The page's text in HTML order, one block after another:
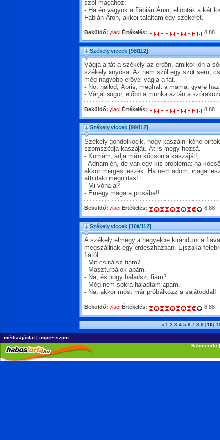
szól magához:
- Ha én vagyok a Fábián Áron, ellopták a két
Fábián Áron, akkor találtam egy szekeret.
Beküldő: ylaci Értékelés: 8.88
Székely viccek [98/112]
Vágja a fát a székely az erdőn, amikor jön a
székely anyósa. Az nem szól egy szót sem,
még nagyobb erővel vágja a fát.
- No, hallod, Ábris, meghalt a mama, gyere
- Várjál sógor, előbb a munka aztán a
Beküldő: ylaci Értékelés: 8.88
Székely viccek [99/112]
Székely gondolkodik, hogy kaszálni kéne
szomszédja kaszáját. Át is megy hozzá.
- Komám, adja má'n kőcsön a kaszáját!
- Adnám én, de van egy kis probléma: ha
akkor mérges leszek. Ha nem adom, maga
áthidaló megoldás!
- Mi vóna a?
- Emegy maga a picsába!!
Beküldő: ylaci Értékelés: 8.88
Székely viccek [100/112]
A székely elmegy a hegyekbe kirándulni a
megszállnak egy erdészházban. Éjszaka
fiától:
- Mit csinálsz fiam?
- Maszturbálok apám.
- Na, és hogy haladsz, fiam?
- Még nem sokra haladtam apám.
- Na, akkor most már próbálkozz a sajátoddal!
Beküldő: ylaci Értékelés: 8.88
« 1 2 3 4 5 6 7 8 9 [10]
médiaajánlat| impresszum
Habostorta